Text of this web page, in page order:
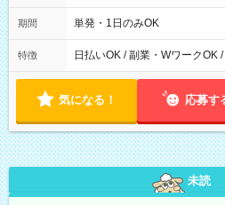
00～20：00
期間 単発・1日のみOK
特徴 日払いOK / 副業・WワークOK
気になる！ 応募す
未読